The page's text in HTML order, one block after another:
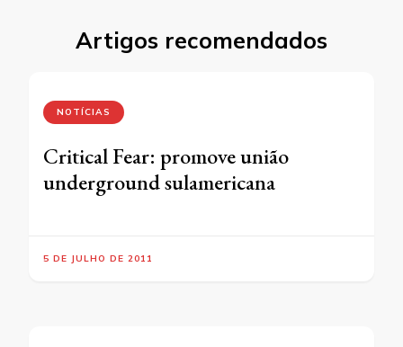
Artigos recomendados
NOTÍCIAS
Critical Fear: promove união
underground sulamericana
5 DE JULHO DE 2011